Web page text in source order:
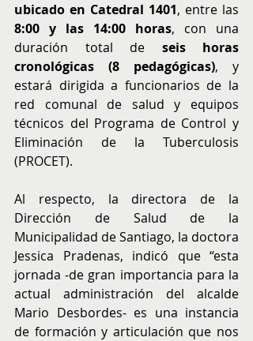
ubicado en Catedral 1401
8:00 y las 14:00 horas, con una
duración total de seis horas
cronológicas (8 pedagógicas), y
estará dirigida a funcionarios de la
red comunal de salud y equipos
técnicos del Programa de Control y
Eliminación de la Tuberculosis
(PROCET).
Al respecto, la directora de la
Dirección de Salud de la
Municipalidad de Santiago, la doctora
Jessica Pradenas, indicó que “esta
jornada -de gran importancia para la
actual administración del alcalde
Mario Desbordes- es una instancia
de formación y articulación que nos